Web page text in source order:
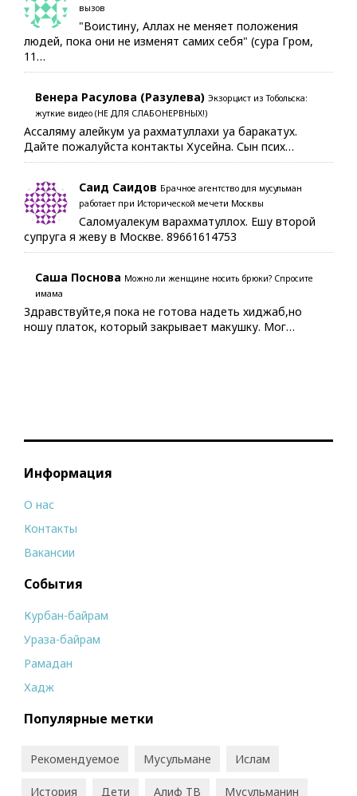
вызов
"Воистину, Аллах не меняет положения
людей, пока они не изменят самих себя" (сура Гром,
11…
Венера Расулова (Разулева) Экзорцист из Тобольска:
жуткие видео (НЕ ДЛЯ СЛАБОНЕРВНЫХ!)
Ассаляму алейкум уа рахматуллахи уа баракатух.
Дайте пожалуйста контакты Хусейна. Сын псих…
Саид Саидов Брачное агентство для мусульман
работает при Исторической мечети Москвы
Саломуалекум варахматуллох. Ешу второй
супруга я жеву в Москве. 89661614753
Саша Поснова Можно ли женщине носить брюки? Спросите
имама
Здравствуйте,я пока не готова надеть хиджаб,но
ношу платок, который закрывает макушку. Мог…
Информация
О нас
Контакты
Вакансии
События
Курбан-байрам
Ураза-байрам
Рамадан
Хадж
Популярные метки
Рекомендуемое Мусульмане Ислам
История Дети Алиф ТВ Мусульманин